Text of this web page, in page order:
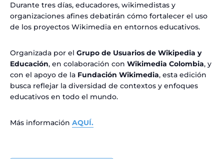
Durante tres días, educadores, wikimedistas y
organizaciones afines debatirán cómo fortalecer el uso
de los proyectos Wikimedia en entornos educativos.
Organizada por el Grupo de Usuarios de Wikipedia y
Educación, en colaboración con Wikimedia Colombia, y
con el apoyo de la Fundación Wikimedia, esta edición
busca reflejar la diversidad de contextos y enfoques
educativos en todo el mundo.
Más información AQUÍ.